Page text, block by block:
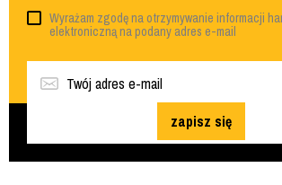
Wyrażam zgodę na otrzymywanie informacji
elektroniczną na podany adres e-mail
zapisz się